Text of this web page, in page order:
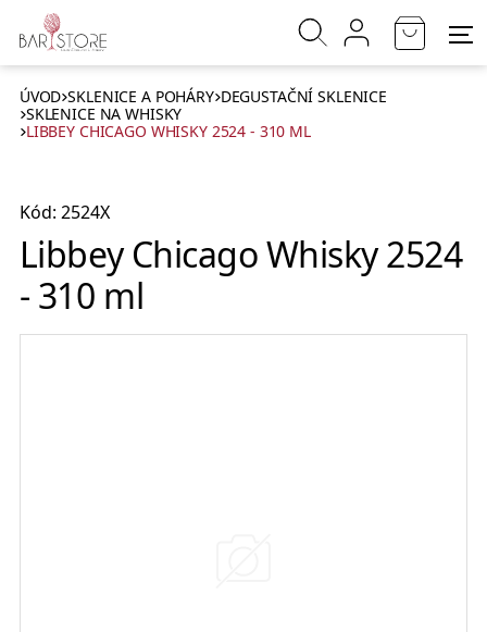
ÚVOD SKLENICE A POHÁRY DEGUSTAČNÍ SKLENICE
SKLENICE NA WHISKY
LIBBEY CHICAGO WHISKY 2524 - 310 ML
Kód: 2524X
Libbey Chicago Whisky 2524
- 310 ml